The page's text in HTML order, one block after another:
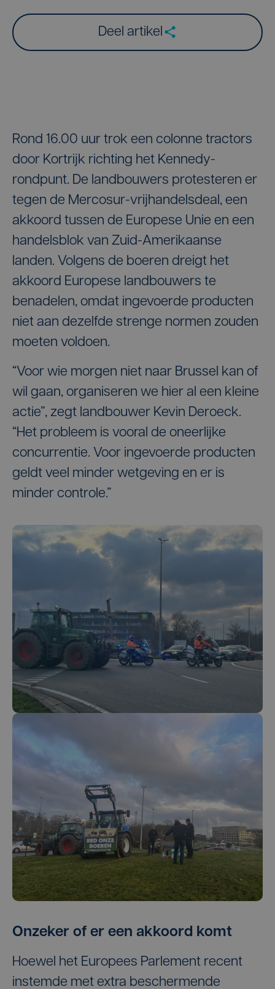
Deel artikel
Rond 16.00 uur trok een colonne tractors
door Kortrijk richting het Kennedy-
rondpunt. De landbouwers protesteren er
tegen de Mercosur-vrijhandelsdeal, een
akkoord tussen de Europese Unie en een
handelsblok van Zuid-Amerikaanse
landen. Volgens de boeren dreigt het
akkoord Europese landbouwers te
benadelen, omdat ingevoerde producten
niet aan dezelfde strenge normen zouden
moeten voldoen.
“Voor wie morgen niet naar Brussel kan of
wil gaan, organiseren we hier al een kleine
actie”, zegt landbouwer Kevin Deroeck.
“Het probleem is vooral de oneerlijke
concurrentie. Voor ingevoerde producten
geldt veel minder wetgeving en er is
minder controle.”
Onzeker of er een akkoord komt
Hoewel het Europees Parlement recent
instemde met extra beschermende